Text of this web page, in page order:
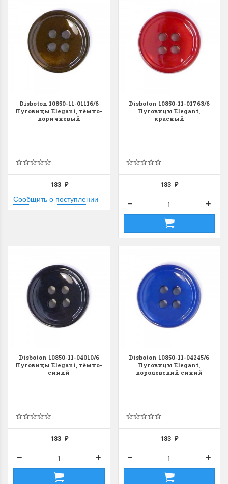
!! СКИДКА 20% ‼️ с 1 до 3 июня в
честь первого летнего дня
Чудетство...
Анастасия Туманова
На сайте пополнение
Dimensions
Спешите купить...
Анастасия Туманова
Disboton 10850-11-01116/6
Пуговицы Elegant, тёмно-
коричневый
183 ₽
Сообщить о поступлении
Disboton 10850-11-01763/6
Пуговицы Elegant,
красный
183₽
Disboton 10850-11-04010/6
Пуговицы Elegant, тёмно-
синий
183 ₽
Disboton 10850-11-04245/6
Пуговицы Elegant,
королевский синий
183₽